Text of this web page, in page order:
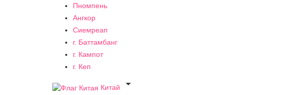
Пномпень
Ангкор
Сиемреап
г. Баттамбанг
г. Кампот
г. Кеп
Китай
